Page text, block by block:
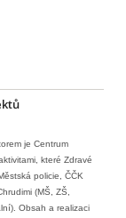
je Centrum
které Zdravé
policie, ČČK
(MŠ, ZŠ,
Obsah a realizaci